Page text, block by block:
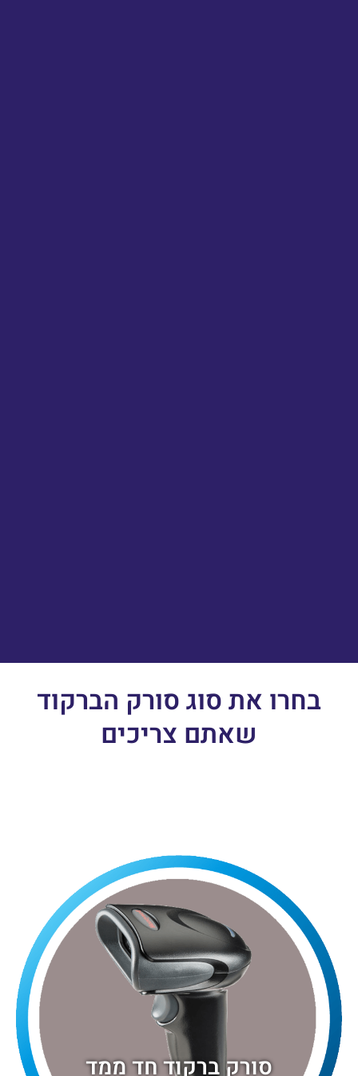
בחרו את סוג סורק הברקוד
שאתם צריכים
סורק ברקוד חד ממד